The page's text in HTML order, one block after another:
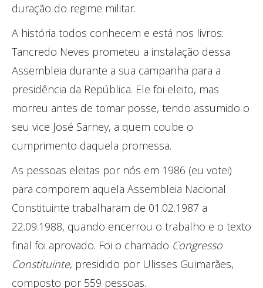
duração do regime militar.
A história todos conhecem e está nos livros:
Tancredo Neves prometeu a instalação dessa
Assembleia durante a sua campanha para a
presidência da República. Ele foi eleito, mas
morreu antes de tomar posse, tendo assumido o
seu vice José Sarney, a quem coube o
cumprimento daquela promessa.
As pessoas eleitas por nós em 1986 (eu votei)
para comporem aquela Assembleia Nacional
Constituinte trabalharam de 01.02.1987 a
22.09.1988, quando encerrou o trabalho e o texto
final foi aprovado. Foi o chamado Congresso
Constituinte, presidido por Ulisses Guimarães,
composto por 559 pessoas.